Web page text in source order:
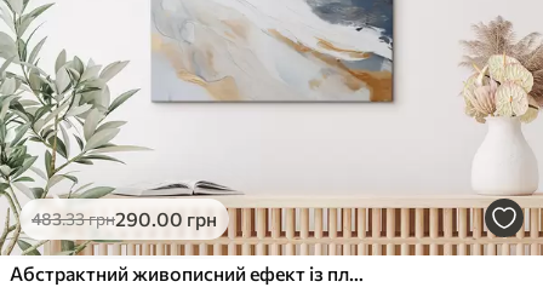
✓ Яскраві, насичені кольори
✓ Стійкість до вицвітання
✓Безпечне чорнило без запаху
✓Поверхня з текстурою полотна
✗Екологічний матеріал
Еко-Преміум
455 .00грн
✓Яскраві, насичені кольори
483.33грн290.00 грн
Абстрактний живописний ефект із плавними синіми лініями, фактурне мистецтво